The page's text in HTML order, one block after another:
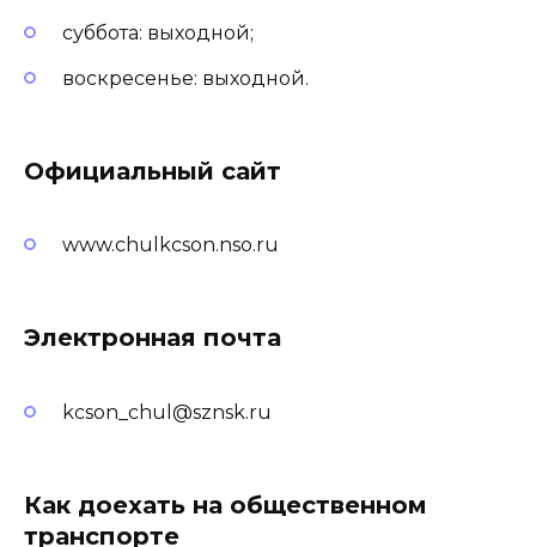
суббота: выходной;
воскресенье: выходной.
Официальный сайт
www.chulkcson.nso.ru
Электронная почта
kcson_chul@sznsk.ru
Как доехать на общественном
транспорте